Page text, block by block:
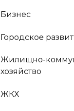
Бизнес
Городское
Жилищно-
хозяйство
ЖКХ